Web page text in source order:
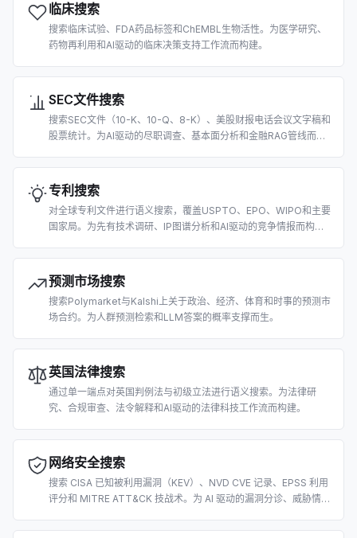
临床搜索
搜索临床试验、FDA药品标签和ChEMBL生物活性。为医学研究、
药物再利用和AI驱动的临床决策支持工作流而构建。
SEC文件搜索
搜索SEC文件（10-K、10-Q、8-K）、美股财报电话会议文字稿和
股票统计。为AI驱动的尽职调查、基本面分析和金融RAG管线而构
专利搜索
对全球专利文件进行语义搜索，覆盖USPTO、EPO、WIPO和主要
国家局。为先有技术调研、IP图谱分析和AI驱动的竞争情报而构
预测市场搜索
搜索Polymarket与Kalshi上关于政治、经济、体育和时事的预测市
场合约。为人群预测检索和LLM答案的概率支撑而生。
英国法律搜索
通过单一端点对英国判例法与初级立法进行语义搜索。为法律研
究、合规审查、法令解释和AI驱动的法律科技工作流而构建。
网络安全搜索
搜索 CISA 已知被利用漏洞（KEV）、NVD CVE 记录、EPSS 利用
评分和 MITRE ATT&CK 技战术。为 AI 驱动的漏洞分诊、威胁情报